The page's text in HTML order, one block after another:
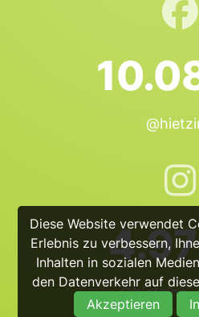
Diese Website verwendet
Erlebnis zu verbessern,
Inhalten in sozialen
den Datenverkehr auf
Akzeptieren